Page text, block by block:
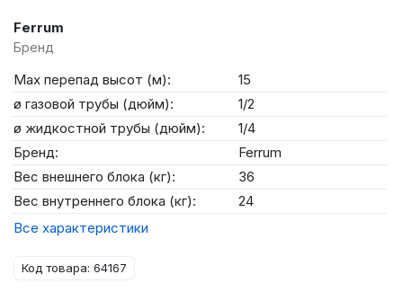
Ferrum
Бренд
Max перепад высот (м):
15
ø газовой трубы (дюйм):
1/2
ø жидкостной трубы (дюйм):
1/4
Бренд:
Ferrum
Вес внешнего блока (кг):
36
Вес внутреннего блока (кг):
24
Все характеристики
Код товара: 64167